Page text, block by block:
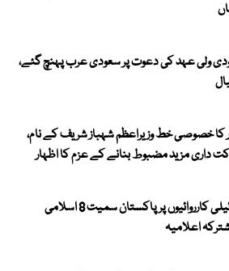
ولی عہد کی دعوت پر سعودی عرب پہنچ گئے،
خصوصی خط وزیراعظم شہباز شریف کے نام،
داری مزید مضبوط بنانے کے عزم کا اظہار
غزہ میں اسرائیلی کارروائیوں پر پاکستان سمیت 8 اسلامی
اعلامیہ